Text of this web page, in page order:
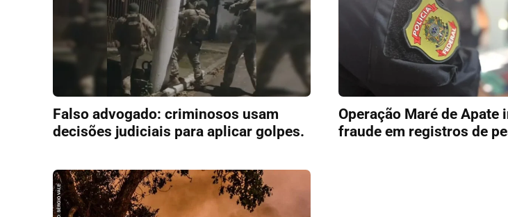
Falso advogado: criminosos usam
decisões judiciais para aplicar golpes.
Operação Maré de Apate
fraude em registros de